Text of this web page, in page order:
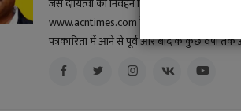
www.acntimes.com के मुख्य संपादक के दायित्व में।
पत्रकारिता में आने से पूर्व और बाद के कुछ वर्षों तक